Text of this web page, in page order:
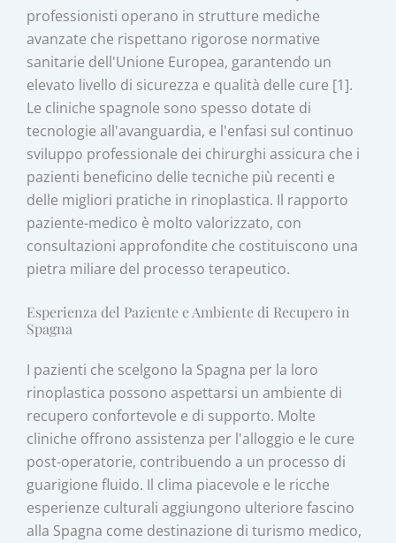
professionisti operano in strutture mediche
avanzate che rispettano rigorose normative
sanitarie dell'Unione Europea, garantendo un
elevato livello di sicurezza e qualità delle cure [1].
Le cliniche spagnole sono spesso dotate di
tecnologie all'avanguardia, e l'enfasi sul continuo
sviluppo professionale dei chirurghi assicura che i
pazienti beneficino delle tecniche più recenti e
delle migliori pratiche in rinoplastica. Il rapporto
paziente-medico è molto valorizzato, con
consultazioni approfondite che costituiscono una
pietra miliare del processo terapeutico.
Esperienza del Paziente e Ambiente di Recupero in
Spagna
I pazienti che scelgono la Spagna per la loro
rinoplastica possono aspettarsi un ambiente di
recupero confortevole e di supporto. Molte
cliniche offrono assistenza per l'alloggio e le cure
post-operatorie, contribuendo a un processo di
guarigione fluido. Il clima piacevole e le ricche
esperienze culturali aggiungono ulteriore fascino
alla Spagna come destinazione di turismo medico,